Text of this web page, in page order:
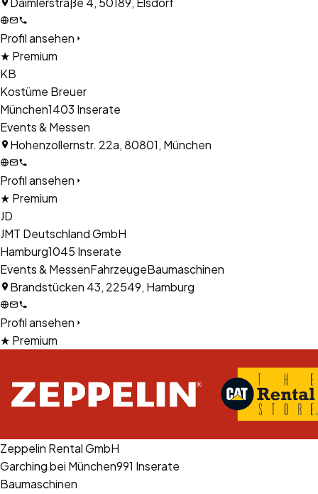
Profil ansehen
★ Premium
KB
Kostüme Breuer
München1403 Inserate
Events & Messen
Hohenzollernstr. 22a, 80801, München
Profil ansehen
★ Premium
JD
JMT Deutschland GmbH
Hamburg1045 Inserate
Events & MessenFahrzeugeBaumaschinen
Brandstücken 43, 22549, Hamburg
Profil ansehen
★ Premium
Zeppelin Rental GmbH
Garching bei München991 Inserate
Baumaschinen